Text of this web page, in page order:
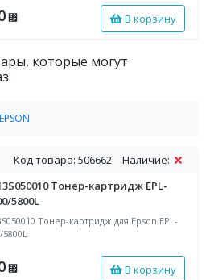
⃏ В корзину
которые могут
Код товара: 506662
Наличие:
Тонер-картридж EPL-
5800L
Тонер-картридж для Epson EPL-
⃏ В корзину